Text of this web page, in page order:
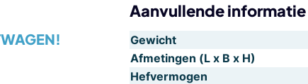
Aanvullende informatie
Gewicht
Afmetingen (L x B x H)
Hefvermogen